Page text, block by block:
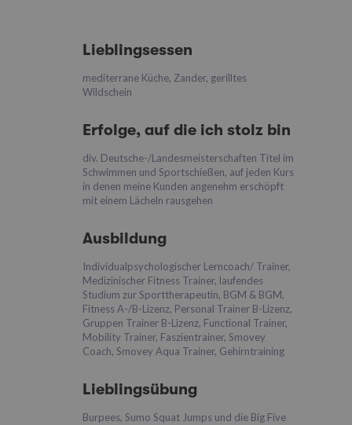
Lieblingsessen
mediterrane Küche, Zander, gerilltes
Wildschein
Erfolge, auf die ich stolz bin
div. Deutsche-/Landesmeisterschaften Titel im
Schwimmen und Sportschießen, auf jeden Kurs
in denen meine Kunden angenehm erschöpft
mit einem Lächeln rausgehen
Ausbildung
Individualpsychologischer Lerncoach/ Trainer,
Medizinischer Fitness Trainer, laufendes
Studium zur Sporttherapeutin, BGM & BGM,
Fitness A-/B-Lizenz, Personal Trainer B-Lizenz,
Gruppen Trainer B-Lizenz, Functional Trainer,
Mobility Trainer, Faszientrainer, Smovey
Coach, Smovey Aqua Trainer, Gehirntraining
Lieblingsübung
Burpees, Sumo Squat Jumps und die Big Five